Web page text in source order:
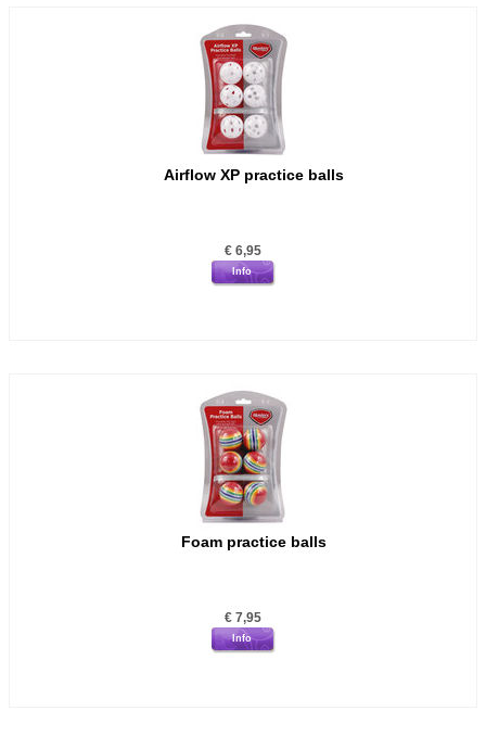
Airflow XP practice balls
€ 6,95
Info
Foam practice balls
€ 7,95
Info